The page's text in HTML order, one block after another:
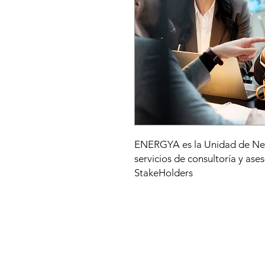
ENERGYA es la Unidad de
servicios de consultoría y
StakeHolders